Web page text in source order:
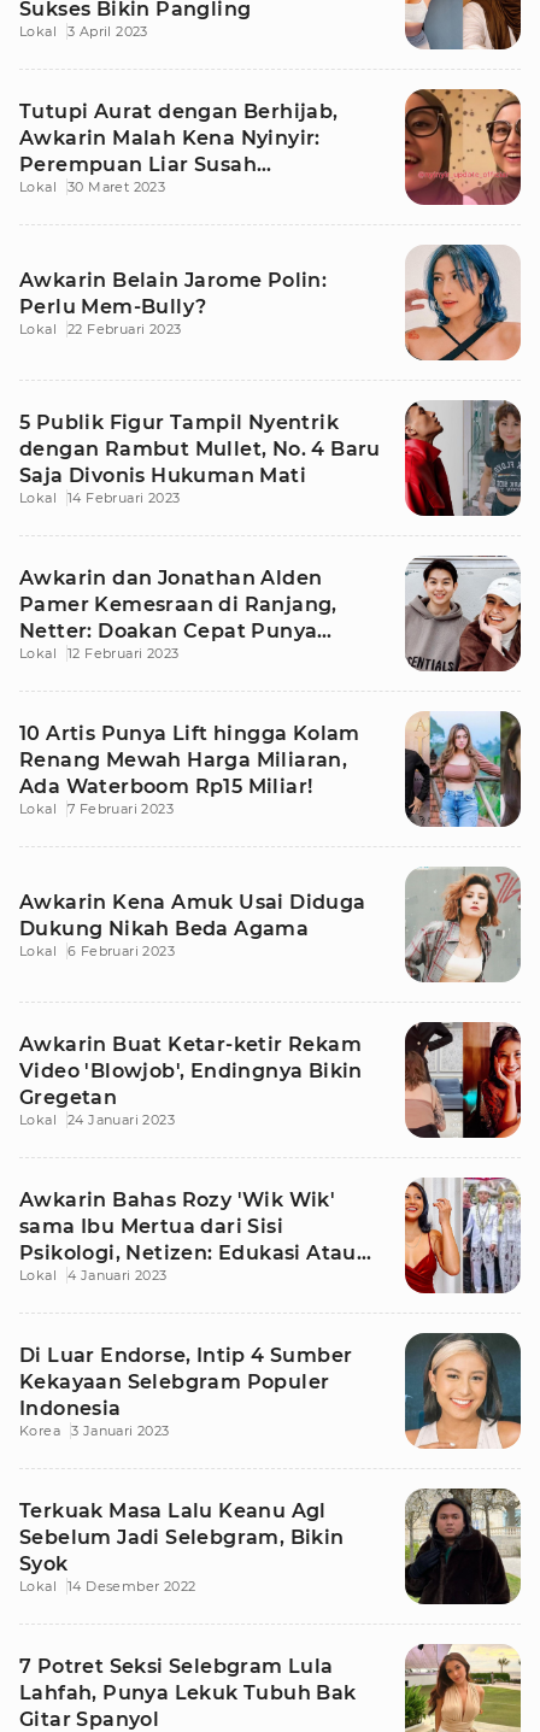
Sukses Bikin Pangling
Lokal 3 April 2023
Tutupi Aurat dengan Berhijab,
Awkarin Malah Kena Nyinyir:
Perempuan Liar Susah
Berubahnya
Lokal 30 Maret 2023
Awkarin Belain Jarome Polin:
Perlu Mem-Bully?
Lokal 22 Februari 2023
5 Publik Figur Tampil Nyentrik
dengan Rambut Mullet, No. 4 Baru
Saja Divonis Hukuman Mati
Lokal 14 Februari 2023
Awkarin dan Jonathan Alden
Pamer Kemesraan di Ranjang,
Netter: Doakan Cepat Punya
Momongan
Lokal 12 Februari 2023
10 Artis Punya Lift hingga Kolam
Renang Mewah Harga Miliaran,
Ada Waterboom Rp15 Miliar!
Lokal 7 Februari 2023
Awkarin Kena Amuk Usai Diduga
Dukung Nikah Beda Agama
Lokal 6 Februari 2023
Awkarin Buat Ketar-ketir Rekam
Video 'Blowjob', Endingnya Bikin
Gregetan
Lokal 24 Januari 2023
Awkarin Bahas Rozy 'Wik Wik'
sama Ibu Mertua dari Sisi
Psikologi, Netizen: Edukasi Atau
Memaklumi?
Lokal 4 Januari 2023
Di Luar Endorse, Intip 4 Sumber
Kekayaan Selebgram Populer
Indonesia
Korea 3 Januari 2023
Terkuak Masa Lalu Keanu Agl
Sebelum Jadi Selebgram, Bikin
Syok
Lokal 14 Desember 2022
7 Potret Seksi Selebgram Lula
Lahfah, Punya Lekuk Tubuh Bak
Gitar Spanyol